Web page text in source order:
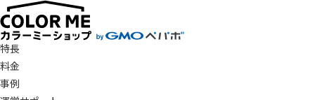
特長
料金
事例